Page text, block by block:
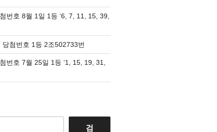
번호 8월 1일 1등 ‘6, 7, 11, 15, 39,
당첨번호 1등 2조502733번
번호 7월 25일 1등 ‘1, 15, 19, 31,
검